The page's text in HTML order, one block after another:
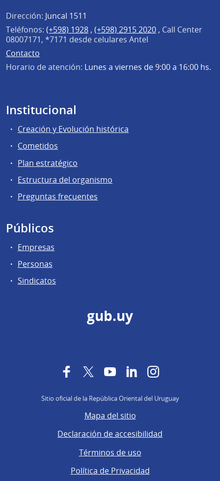
Dirección: Juncal 1511
Teléfonos: (+598) 1928 , (+598) 2915 2020 , Call Center
08007171, *7171 desde celulares Antel
Contacto
Horario de atención: Lunes a viernes de 9:00 a 16:00 hs.
Institucional
Creación y Evolución histórica
Cometidos
Plan estratégico
Estructura del organismo
Preguntas frecuentes
Públicos
Empresas
Personas
Sindicatos
gub.uy
FacebookTwitterYouTubeLinkedInInstagram
Sitio oficial de la República Oriental del Uruguay
Mapa del sitio
Declaración de accesibilidad
Términos de uso
Política de Privacidad